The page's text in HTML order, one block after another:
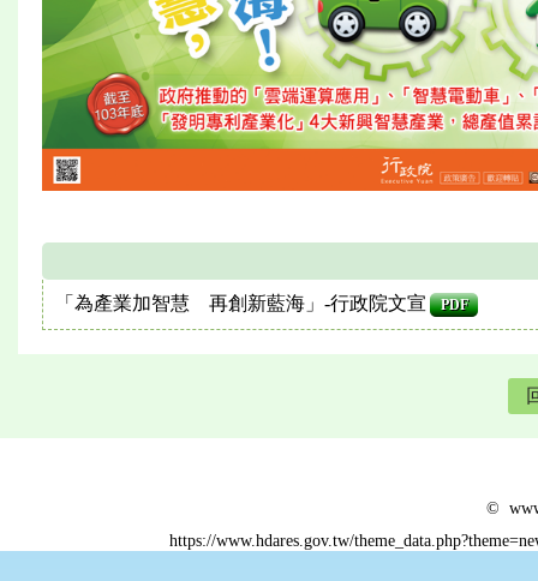
「為產業加智慧 再創新藍海」-行政院文宣 PDF
©
https://www.hdares.gov.tw/